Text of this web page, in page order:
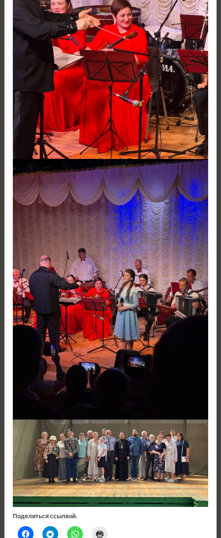
Поделиться ссылкой: